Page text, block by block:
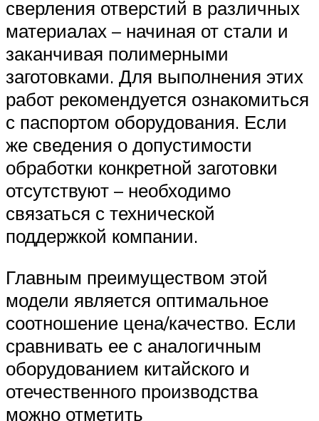
сверления отверстий в различных
материалах – начиная от стали и
заканчивая полимерными
заготовками. Для выполнения этих
работ рекомендуется ознакомиться
с паспортом оборудования. Если
же сведения о допустимости
обработки конкретной заготовки
отсутствуют – необходимо
связаться с технической
поддержкой компании.
Главным преимуществом этой
модели является оптимальное
соотношение цена/качество. Если
сравнивать ее с аналогичным
оборудованием китайского и
отечественного производства
можно отметить